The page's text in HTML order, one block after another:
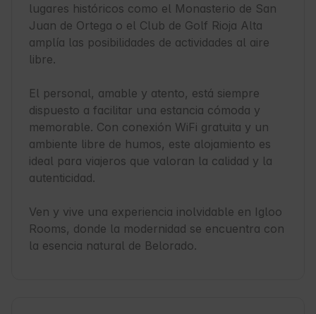
lugares históricos como el Monasterio de San
Juan de Ortega o el Club de Golf Rioja Alta
amplía las posibilidades de actividades al aire
libre.
El personal, amable y atento, está siempre
dispuesto a facilitar una estancia cómoda y
memorable. Con conexión WiFi gratuita y un
ambiente libre de humos, este alojamiento es
ideal para viajeros que valoran la calidad y la
autenticidad.
Ven y vive una experiencia inolvidable en Igloo
Rooms, donde la modernidad se encuentra con
la esencia natural de Belorado.